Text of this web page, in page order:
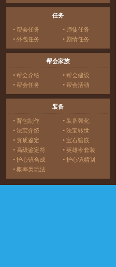
任务
• 帮会任务
• 师徒任务
• 外包任务
• 剧情任务
帮会家族
• 帮会介绍
• 帮会建设
• 帮会任务
• 帮会活动
装备
• 背包制作
• 装备强化
• 法宝介绍
• 法宝转世
• 资质鉴定
• 宝石镶嵌
• 高级鉴定符
• 英雄令套装
• 护心镜合成
• 护心镜精制
• 概率类玩法